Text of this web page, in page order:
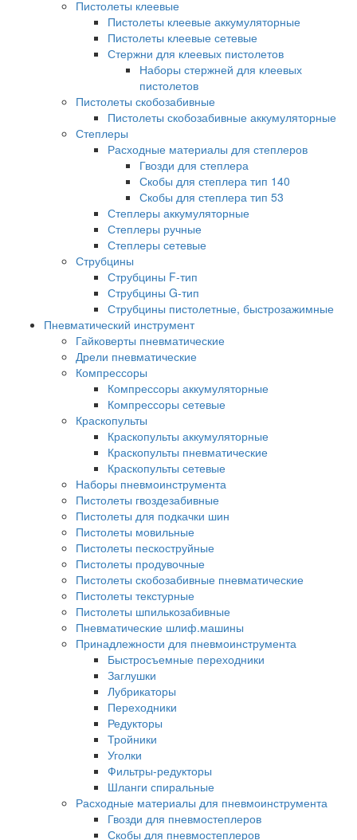
Пистолеты клеевые
Пистолеты клеевые аккумуляторные
Пистолеты клеевые сетевые
Стержни для клеевых пистолетов
Наборы стержней для клеевых
пистолетов
Пистолеты скобозабивные
Пистолеты скобозабивные аккумуляторные
Степлеры
Расходные материалы для степлеров
Гвозди для степлера
Скобы для степлера тип 140
Скобы для степлера тип 53
Степлеры аккумуляторные
Степлеры ручные
Степлеры сетевые
Струбцины
Струбцины F-тип
Струбцины G-тип
Струбцины пистолетные, быстрозажимные
Пневматический инструмент
Гайковерты пневматические
Дрели пневматические
Компрессоры
Компрессоры аккумуляторные
Компрессоры сетевые
Краскопульты
Краскопульты аккумуляторные
Краскопульты пневматические
Краскопульты сетевые
Наборы пневмоинструмента
Пистолеты гвоздезабивные
Пистолеты для подкачки шин
Пистолеты мовильные
Пистолеты пескоструйные
Пистолеты продувочные
Пистолеты скобозабивные пневматические
Пистолеты текстурные
Пистолеты шпилькозабивные
Пневматические шлиф.машины
Принадлежности для пневмоинструмента
Быстросъемные переходники
Заглушки
Лубрикаторы
Переходники
Редукторы
Тройники
Уголки
Фильтры-редукторы
Шланги спиральные
Расходные материалы для пневмоинструмента
Гвозди для пневмостеплеров
Скобы для пневмостеплеров